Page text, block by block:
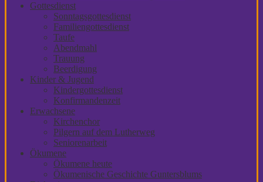
Gottesdienst
Sonntagsgottesdienst
Familiengottesdienst
Taufe
Abendmahl
Trauung
Beerdigung
Kinder & Jugend
Kindergottesdienst
Konfirmandenzeit
Erwachsene
Kirchenchor
Pilgern auf dem Lutherweg
Seniorenarbeit
Ökumene
Ökumene heute
Ökumenische Geschichte Guntersblums